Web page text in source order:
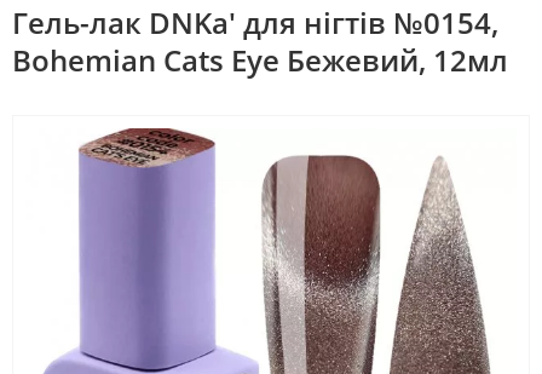
Гель-лак DNKa' для нігтів №0154,
Bohemian Cats Eye Бежевий, 12мл